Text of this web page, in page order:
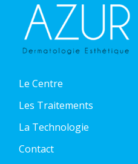
Le Centre
Les Traitements
La Technologie
Contact